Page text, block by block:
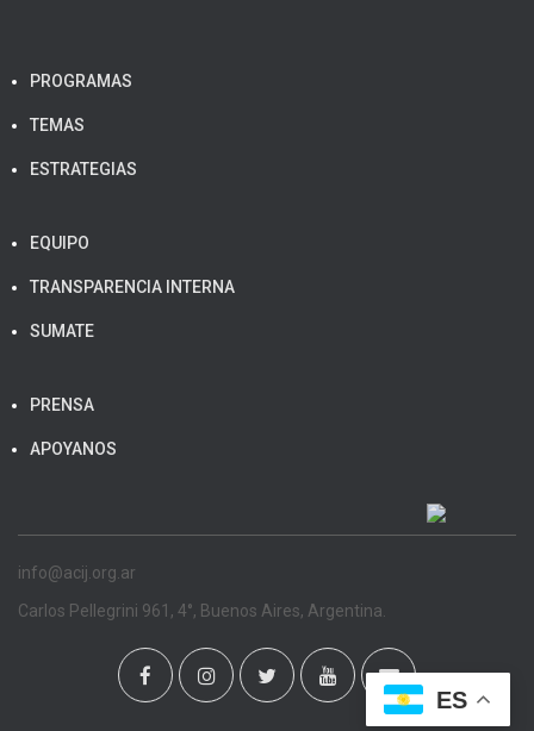
PROGRAMAS
TEMAS
ESTRATEGIAS
EQUIPO
TRANSPARENCIA INTERNA
SUMATE
PRENSA
APOYANOS
info@acij.org.ar
Carlos Pellegrini 961, 4°, Buenos Aires, Argentina.
ES